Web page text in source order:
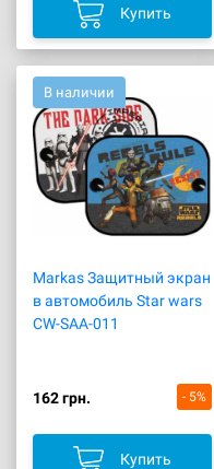
Купить
В наличии
Markas Защитный экран
в автомобиль Star wars
CW-SAA-011
162 грн. - 5%
Купить